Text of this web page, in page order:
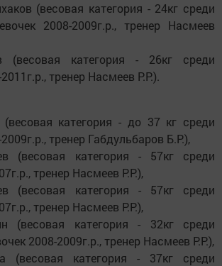
(весовая категория - 24кг среди
2008-2009г.р., тренер Насмеев
(весовая категория - 26кг среди
тренер Насмеев Р.Р.).
категория - до 37 кг среди
тренер Габдульбаров Б.Р.),
(весовая категория - 57кг среди
тренер Насмеев Р.Р.),
(весовая категория - 57кг среди
тренер Насмеев Р.Р.),
(весовая категория - 32кг среди
2008-2009г.р., тренер Насмеев Р.Р.),
(весовая категория - 37кг среди